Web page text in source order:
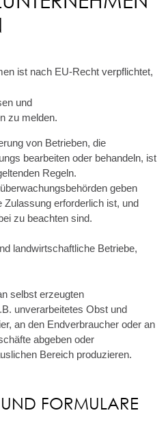
ist nach EU-Recht verpflichtet,
und
zu melden.
von Betrieben, die
bearbeiten oder behandeln, ist
Regeln.
geben
erforderlich ist, und
zu beachten sind.
landwirtschaftliche Betriebe,
selbst erzeugten
unverarbeitetes Obst und
an den Endverbraucher oder an
abgeben oder
Bereich produzieren.
FORMULARE